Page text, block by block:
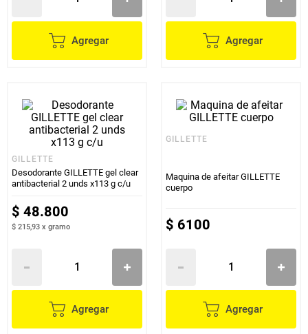
Agregar Agregar
GILLETTE
Desodorante GILLETTE gel clear
antibacterial 2 unds x113 g c/u
$ 48.800
$ 215,93 x gramo
Agregar
GILLETTE
Maquina de afeitar GILLETTE
cuerpo
$ 6100
Agregar